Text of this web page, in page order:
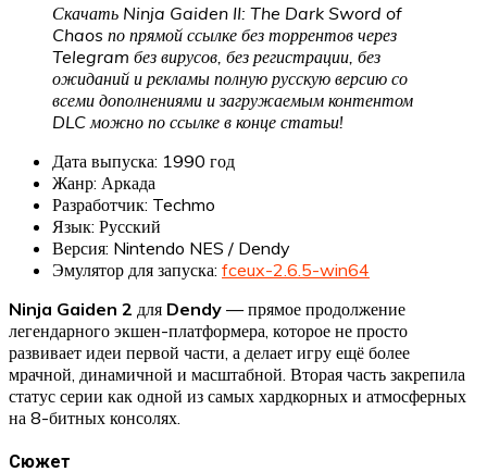
Скачать Ninja Gaiden II: The Dark Sword of
Chaos по прямой ссылке без торрентов через
Telegram без вирусов, без регистрации, без
ожиданий и рекламы полную русскую версию со
всеми дополнениями и загружаемым контентом
DLC можно по ссылке в конце статьи!
Дата выпуска: 1990 год
Жанр: Аркада
Разработчик: Techmo
Язык: Русский
Версия: Nintendo NES / Dendy
Эмулятор для запуска: fceux-2.6.5-win64
Ninja Gaiden 2 для Dendy — прямое продолжение
легендарного экшен-платформера, которое не просто
развивает идеи первой части, а делает игру ещё более
мрачной, динамичной и масштабной. Вторая часть закрепила
статус серии как одной из самых хардкорных и атмосферных
на 8-битных консолях.
Сюжет